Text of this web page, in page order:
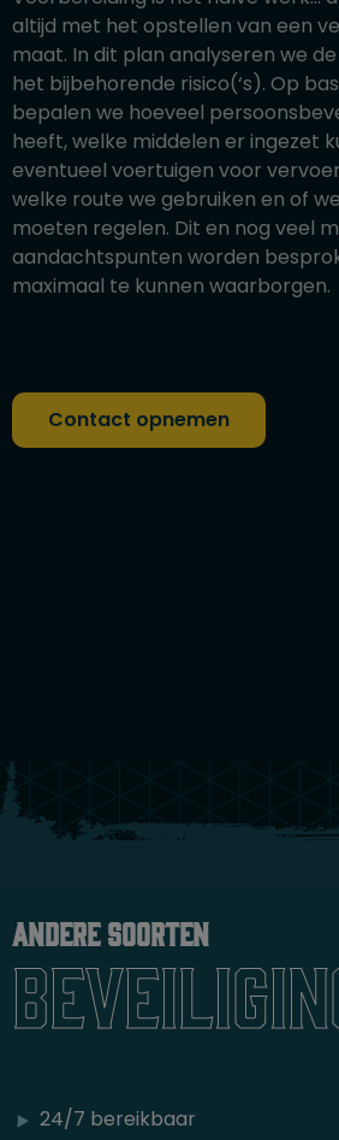
altijd met het opstellen van een
maat. In dit plan analyseren we
het bijbehorende risico(‘s). Op
bepalen we hoeveel
heeft, welke middelen er ingezet
eventueel voertuigen voor
welke route we gebruiken en of
moeten regelen. Dit en nog veel
aandachtspunten worden
maximaal te kunnen waarborgen.
Contact opnemen
Andere soorten
24/7 bereikbaar